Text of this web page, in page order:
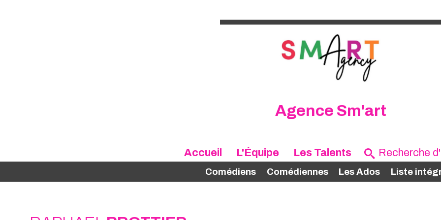
Agence Sm'art
Accueil L'Équipe Les Talents
Comédiens Comédiennes Les Ados Liste